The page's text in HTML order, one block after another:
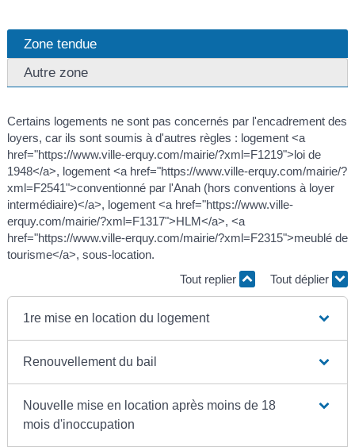
Zone tendue
Autre zone
Certains logements ne sont pas concernés par l'encadrement des
loyers, car ils sont soumis à d'autres règles : logement <a
href="https://www.ville-erquy.com/mairie/?xml=F1219">loi de
1948</a>, logement <a href="https://www.ville-erquy.com/mairie/?
xml=F2541">conventionné par l'Anah (hors conventions à loyer
intermédiaire)</a>, logement <a href="https://www.ville-
erquy.com/mairie/?xml=F1317">HLM</a>, <a
href="https://www.ville-erquy.com/mairie/?xml=F2315">meublé de
tourisme</a>, sous-location.
Tout replier
Tout déplier
1re mise en location du logement
Renouvellement du bail
Nouvelle mise en location après moins de 18
mois d'inoccupation